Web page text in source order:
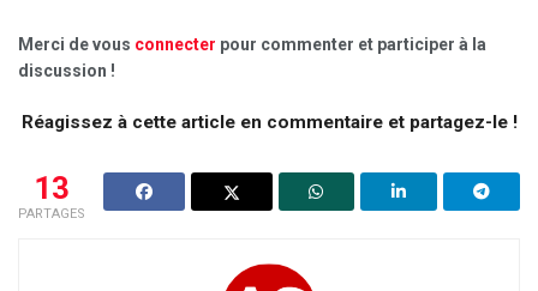
Merci de vous connecter pour commenter et participer à la
discussion !
Réagissez à cette article en commentaire et partagez-le !
13
PARTAGES